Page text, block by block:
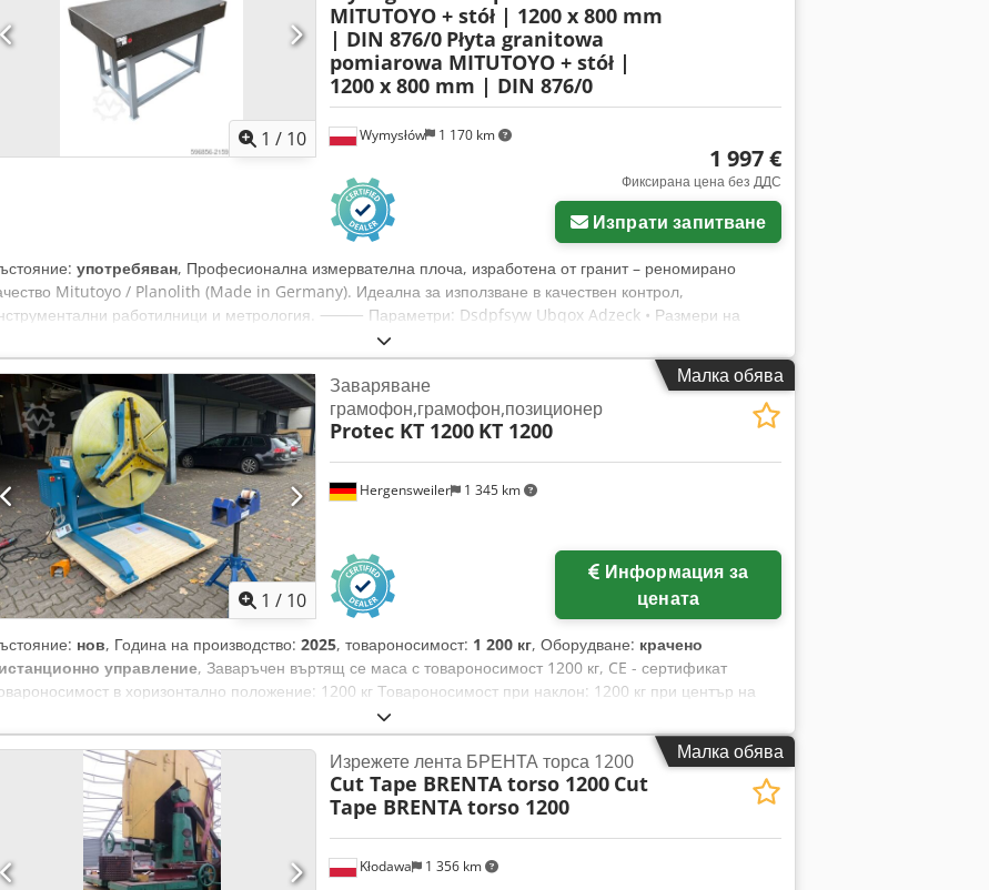
1 / 10 Wymysłów 1 170 km
MITUTOYO + stół | 1200 x 800 mm
| DIN 876/0 Płyta granitowa
pomiarowa MITUTOYO + stół |
1200 x 800 mm | DIN 876/0
1 997 €
Фиксирана цена без ДДС
Изпрати запитване
употребяван, Професионална измервателна плоча, изработена от гранит – реномирано
Mitutoyo / Planolith (Made in Germany). Идеална за използване в качествен контрол,
работилници и метрология. ⸻ Параметри: Dsdpfsyw Ubqox Adzeck • Размери на
около 1200 x 800 мм • Дебелина: около 170 мм • Тегло: около 460 кг • Клас на точност: DIN 876/0
прецизност) • Допустимо отклонение: 0,009 мм • Действително отклонение: 0,00273 мм •
Planolith GmbH / Mitutoyo • Държава на производство: Германия • Включено: здрава
поставка ⸻ Предимства: Много висока измервателна точност Стабилна конструкция – тежък
който заглушава вибрации Идеална за измервания, трасиране, контрол на детайли
оборудване Готова за употреба ⸻ Състояние: Използвана – с нормални следи от
(надрасквания по повърхността), но напълно функционална и с напълно запазени работни
Малка обява
1 / 10
Hergensweiler 1 345 km
Заваряване
грамофон,грамофон,позиционер
Protec KT 1200 KT 1200
цената
нов, Година на производство: 2025, товароносимост: 1 200 кг, Оборудване: крачено
управление, Заваръчен въртящ се маса с товароносимост 1200 кг, CE - сертификат
в хоризонтално положение: 1200 кг Товароносимост при наклон: 1200 кг при център на
250 мм Много здрава конструкция Скоростта се регулира безстепенно от 0,05 до 0,7 об/мин (с
за повече обороти срещу малка допълнителна такса) Диаметър на въртящата маса: 1200 мм
до 120° Височина в хоризонтално положение: 1,05 м, при наклон до центъра: 880 мм Ръчно и
дистанционно управление Дължина: 1,35 м х ширина: 1,2 м Патронник или бързозатягащ патронник
размера – срещу допълнително заплащане Dcsdpfxoxq S Nio Adzek Както е показано: диаметър
мм, цена 2900 € (специална цена – продажба само в комбинация със заваръчен въртящ се маса)
със степени: 480 € Контралагер с регулиране чрез шпилка: 880 € товароносимост 4000 кг
Малка обява
Kłodawa 1 356 km
Изрежете лента БРЕНТА торса 1200
Cut Tape BRENTA torso 1200 Cut
Tape BRENTA torso 1200